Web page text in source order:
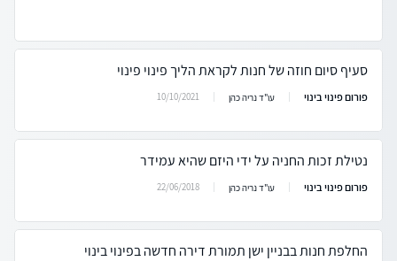
סעיף סיום חוזה של חנות לקראת הליך פינוי פינוי
פורום פינוי בינוי עו"ד נריה כהן 10/10/2021
נטילת זכות החניה על ידי היזם שהיא עמידר
פורום פינוי בינוי עו"ד נריה כהן 22/06/2018
החלפת חנות בבניין ישן תמורת דירה חדשה בפינוי בינוי